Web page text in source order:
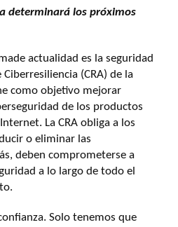
determinará los próximos
actualidad es la seguridad
(CRA) de la
como objetivo mejorar
de los productos
La CRA obliga a los
o eliminar las
deben comprometerse a
a lo largo de todo el
Solo tenemos que